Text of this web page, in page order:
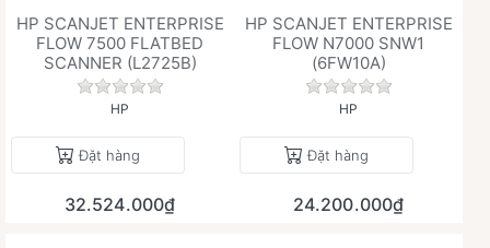
HP SCANJET ENTERPRISE
FLOW 7500 FLATBED
SCANNER (L2725B)
Chưa có đánh giá nào cho sản phẩm này.
HP
Đặt hàng
32.524.000₫
HP SCANJET ENTERPRISE
FLOW N7000 SNW1
(6FW10A)
Chưa có đánh giá
HP
Đặt hàng
24.200.000₫